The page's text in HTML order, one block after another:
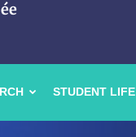
STUDENT LIFE